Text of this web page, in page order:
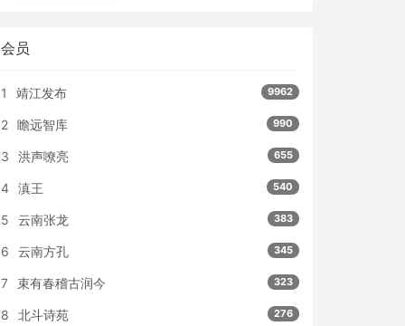
会员
1 靖江发布 9962
2 瞻远智库 990
3 洪声嘹亮 655
4 滇王 540
5 云南张龙 383
6 云南方孔 345
7 束有春稽古润今 323
8 北斗诗苑 276